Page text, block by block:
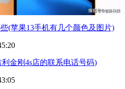
(苹果13手机有几个颜色及图片)
金刚4s店的联系电话号码)